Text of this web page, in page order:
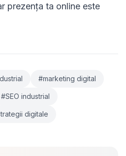
prezența ta online este
#marketing digital
#SEO industrial
digitale